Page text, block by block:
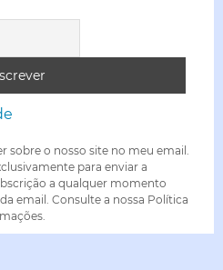
sobre o nosso site no meu email.
para enviar a
a qualquer momento
email. Consulte a nossa Política